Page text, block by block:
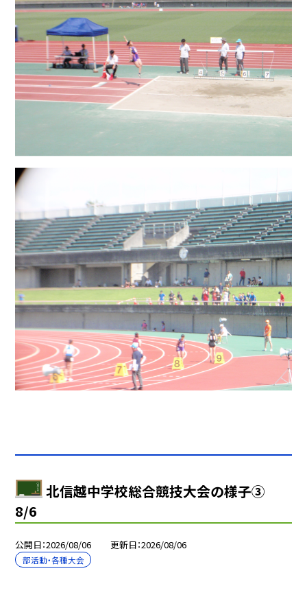
北信越中学校総合競技大会の様子③
8/6
公開日 2026/08/06 更新日 2026/08/06
部活動・各種大会